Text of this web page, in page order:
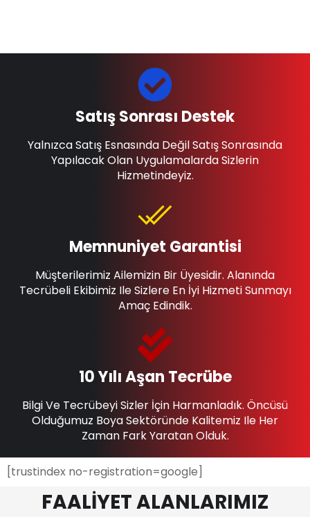
10 Yılı Aşan Tecrübe
Bilgi Ve Tecrübeyi Sizler İçin Harmanladık. Öncüsü
Olduğumuz Boya Sektöründe Kalitemiz Ile Her
Zaman Fark Yaratan Olduk.
Memnuniyet Garantisi
Müşterilerimiz Ailemizin Bir Üyesidir. Alanında
Tecrübeli Ekibimiz Ile Sizlere En İyi Hizmeti Sunmayı
Amaç Edindik.
Satış Sonrası Destek
Yalnızca Satış Esnasında Değil Satış Sonrasında
Yapılacak Olan Uygulamalarda Sizlerin
Hizmetindeyiz.
[trustindex no-registration=google]
FAALİYET ALANLARIMIZ